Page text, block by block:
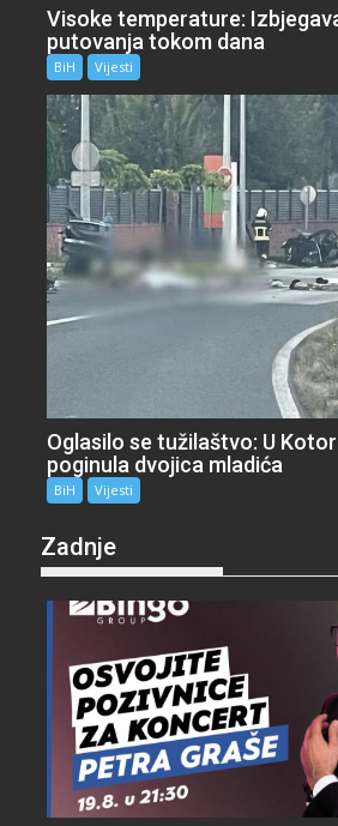
Visoke temperature:
putovanja tokom dana
BiH Vijesti
Oglasilo se tužilaštvo: U
poginula dvojica mladića
BiH Vijesti
Zadnje